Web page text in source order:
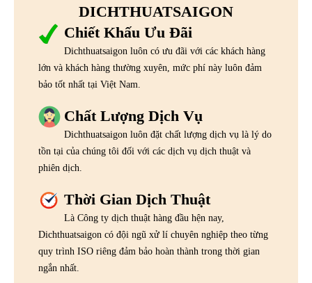
DICHTHUATSAIGON
Chiết Khấu Ưu Đãi
Dichthuatsaigon luôn có ưu đãi với các khách hàng
lớn và khách hàng thường xuyên, mức phí này luôn đảm
bảo tốt nhất tại Việt Nam.
Chất Lượng Dịch Vụ
Dichthuatsaigon luôn đặt chất lượng dịch vụ là lý do
tồn tại của chúng tôi đối với các dịch vụ dịch thuật và
phiên dịch.
Thời Gian Dịch Thuật
Là Công ty dịch thuật hàng đầu hện nay,
Dichthuatsaigon có đội ngũ xử lí chuyên nghiệp theo từng
quy trình ISO riêng đảm bảo hoàn thành trong thời gian
ngắn nhất.